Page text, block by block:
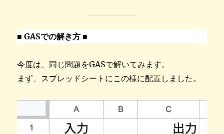
■ GASでの解き方 ■
今度は、同じ問題をGASで解いてみます。
まず、スプレッドシートにこの様に配置しました。